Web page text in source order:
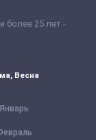
более 25 лет -
Весна
Январь